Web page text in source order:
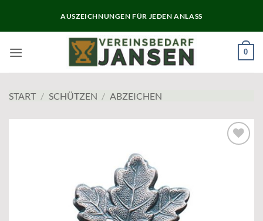
AUSZEICHNUNGEN FÜR JEDEN ANLASS
0
START / SCHÜTZEN / ABZEICHEN